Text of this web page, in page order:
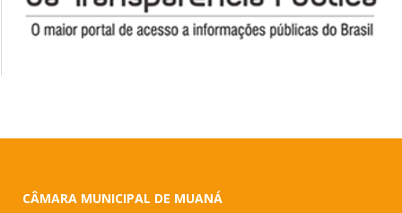
CÂMARA MUNICIPAL DE MUANÁ